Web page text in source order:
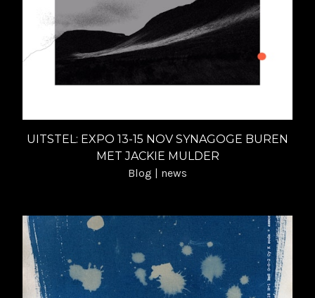
UITSTEL: EXPO 13-15 NOV SYNAGOGE BUREN
MET JACKIE MULDER
Blog | news